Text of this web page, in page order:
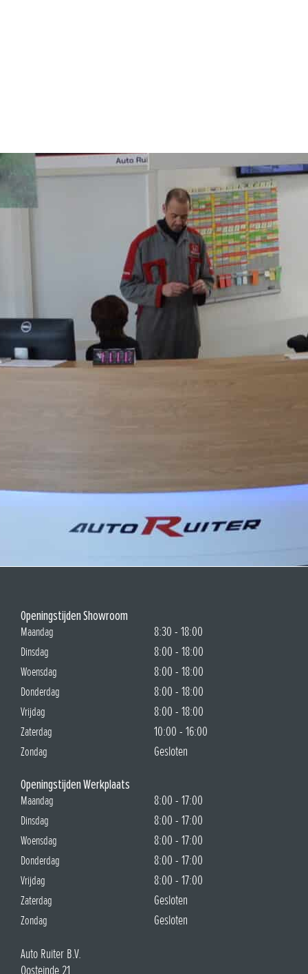
Openingstijden Showroom
Maandag 8:30 - 18:00
Dinsdag 8:00 - 18:00
Woensdag 8:00 - 18:00
Donderdag 8:00 - 18:00
Vrijdag 8:00 - 18:00
Zaterdag 10:00 - 16:00
Zondag
Gesloten
Openingstijden Werkplaats
Maandag 8:00 - 17:00
Dinsdag 8:00 - 17:00
Woensdag 8:00 - 17:00
Donderdag 8:00 - 17:00
Vrijdag 8:00 - 17:00
Zaterdag Gesloten
Zondag Gesloten
Auto Ruiter B.V.